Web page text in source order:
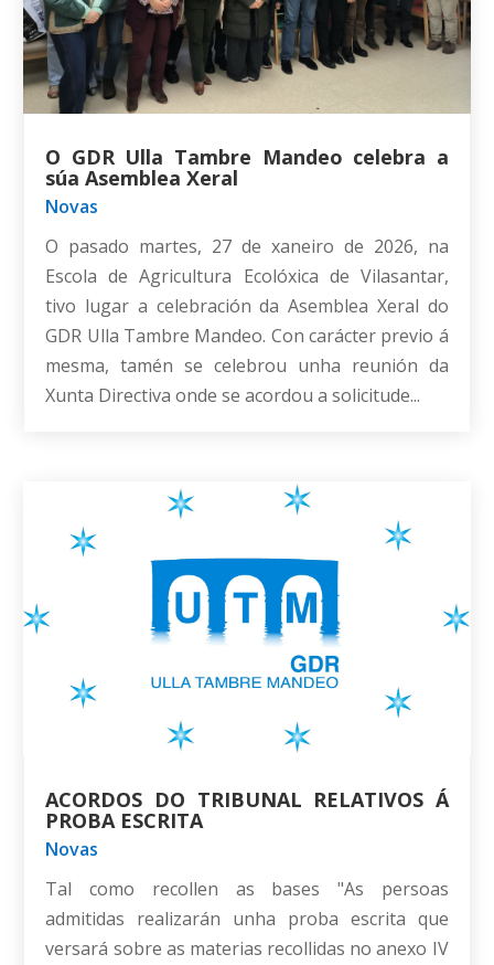
O GDR Ulla Tambre Mandeo celebra a
súa Asemblea Xeral
Novas
O pasado martes, 27 de xaneiro de 2026, na
Escola de Agricultura Ecolóxica de Vilasantar,
tivo lugar a celebración da Asemblea Xeral do
GDR Ulla Tambre Mandeo. Con carácter previo á
mesma, tamén se celebrou unha reunión da
Xunta Directiva onde se acordou a solicitude...
ACORDOS DO TRIBUNAL RELATIVOS Á
PROBA ESCRITA
Novas
Tal como recollen as bases "As persoas
admitidas realizarán unha proba escrita que
versará sobre as materias recollidas no anexo IV